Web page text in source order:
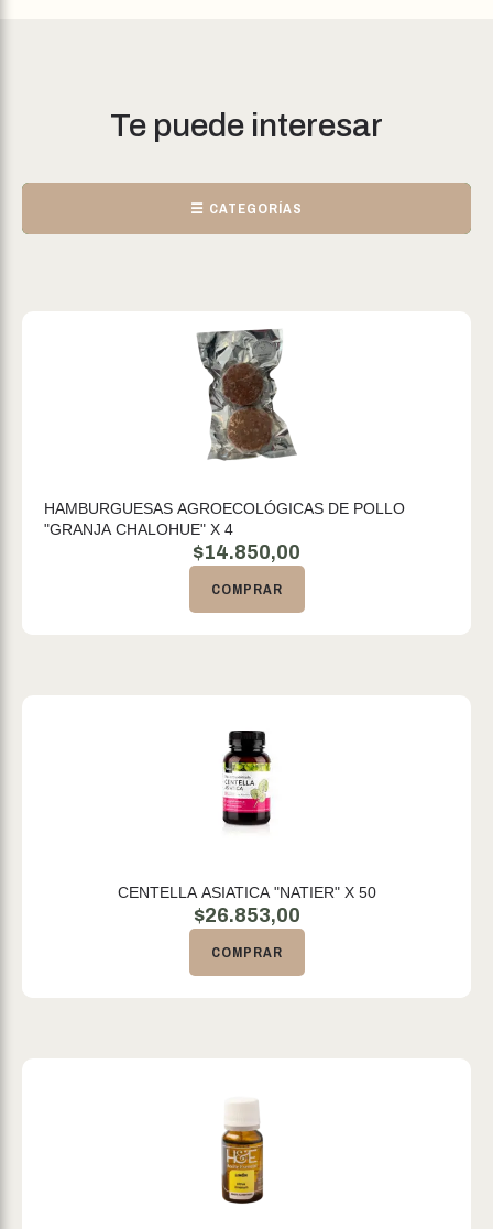
Te puede interesar
☰ CATEGORÍAS
HAMBURGUESAS AGROECOLÓGICAS DE POLLO
"GRANJA CHALOHUE" X 4
$14.850,00
COMPRAR
CENTELLA ASIATICA "NATIER" X 50
$26.853,00
COMPRAR